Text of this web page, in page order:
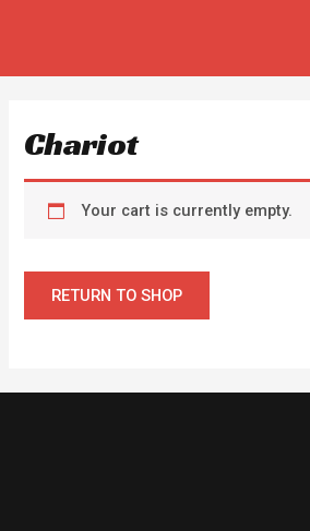
Chariot
Your cart is currently empty.
RETURN TO SHOP